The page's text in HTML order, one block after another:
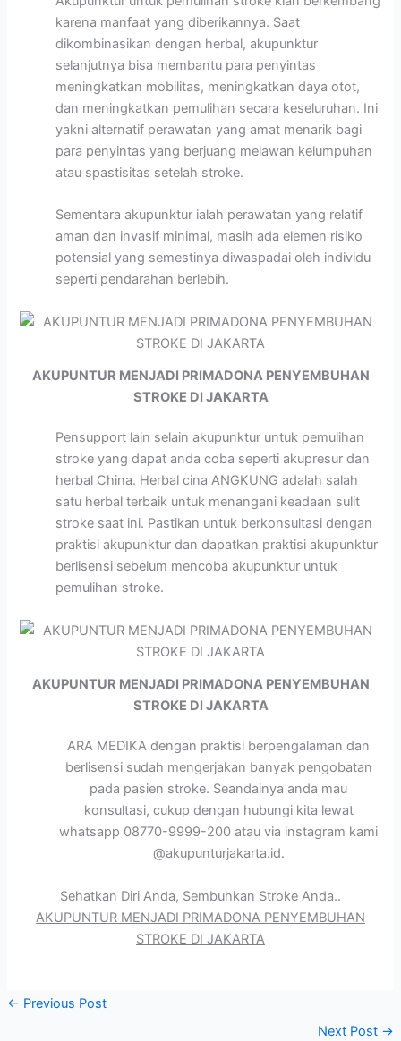
karena manfaat yang diberikannya. Saat
dikombinasikan dengan herbal, akupunktur
selanjutnya bisa membantu para penyintas
meningkatkan mobilitas, meningkatkan daya otot,
dan meningkatkan pemulihan secara keseluruhan. Ini
yakni alternatif perawatan yang amat menarik bagi
para penyintas yang berjuang melawan kelumpuhan
atau spastisitas setelah stroke.
Sementara akupunktur ialah perawatan yang relatif
aman dan invasif minimal, masih ada elemen risiko
potensial yang semestinya diwaspadai oleh individu
seperti pendarahan berlebih.
AKUPUNTUR MENJADI PRIMADONA PENYEMBUHAN
STROKE DI JAKARTA
Pensupport lain selain akupunktur untuk pemulihan
stroke yang dapat anda coba seperti akupresur dan
herbal China. Herbal cina ANGKUNG adalah salah
satu herbal terbaik untuk menangani keadaan sulit
stroke saat ini. Pastikan untuk berkonsultasi dengan
praktisi akupunktur dan dapatkan praktisi akupunktur
berlisensi sebelum mencoba akupunktur untuk
pemulihan stroke.
AKUPUNTUR MENJADI PRIMADONA PENYEMBUHAN
STROKE DI JAKARTA
ARA MEDIKA dengan praktisi berpengalaman dan
berlisensi sudah mengerjakan banyak pengobatan
pada pasien stroke. Seandainya anda mau
konsultasi, cukup dengan hubungi kita lewat
whatsapp 08770-9999-200 atau via instagram kami
@akupunturjakarta.id.
Sehatkan Diri Anda, Sembuhkan Stroke Anda..
AKUPUNTUR MENJADI PRIMADONA PENYEMBUHAN
STROKE DI JAKARTA
← Previous Post
Next Post →